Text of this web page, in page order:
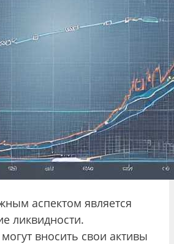
аспектом является
ликвидности.
вносить свои активы